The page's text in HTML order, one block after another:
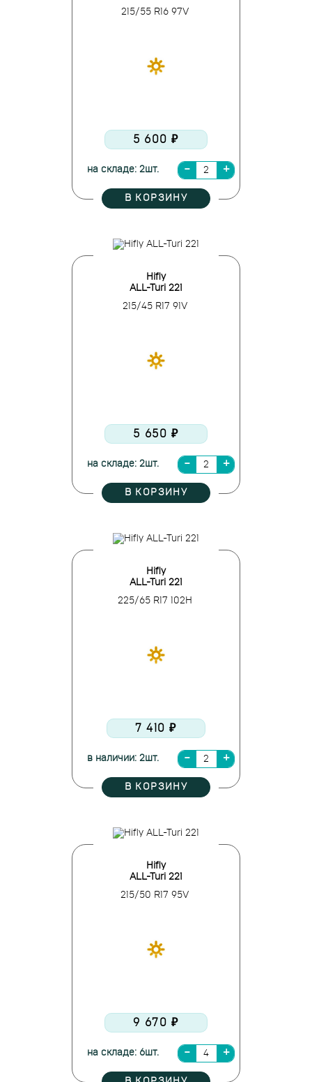
215/55 R16 97V
5 600 ₽
на складе: 2шт.
В КОРЗИНУ
Hifly
ALL-Turi 221
215/45 R17 91V
5 650 ₽
на складе: 2шт.
В КОРЗИНУ
Hifly
ALL-Turi 221
225/65 R17 102H
7 410 ₽
в наличии: 2шт.
В КОРЗИНУ
Hifly
ALL-Turi 221
215/50 R17 95V
9 670 ₽
на складе: 6шт.